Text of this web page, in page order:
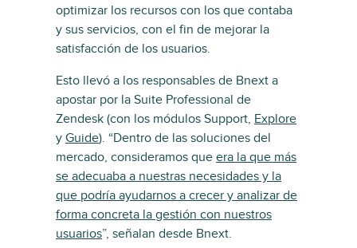
optimizar los recursos con los que contaba
y sus servicios, con el fin de mejorar la
satisfacción de los usuarios.
Esto llevó a los responsables de Bnext a
apostar por la Suite Professional de
Zendesk (con los módulos Support, Explore
y Guide). “Dentro de las soluciones del
mercado, consideramos que era la que más
se adecuaba a nuestras necesidades y la
que podría ayudarnos a crecer y analizar de
forma concreta la gestión con nuestros
usuarios”, señalan desde Bnext.